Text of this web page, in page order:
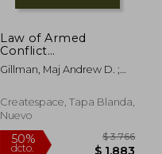
50%
Law of Armed
Conflict
Documentary
Supplement: 2012 (en
Gillman, Maj Andrew D. ;
Center And School, The
Judge Advocate Ge
Createspace, Tapa Blanda,
Nuevo